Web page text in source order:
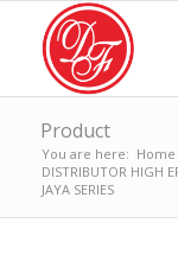
Product
You are here: Home
DISTRIBUTOR HIGH
JAYA SERIES